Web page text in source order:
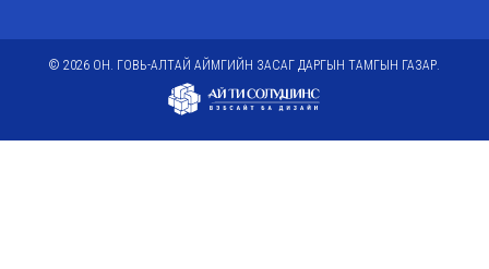
© 2026 ОН. ГОВЬ-АЛТАЙ АЙМГИЙН ЗАСАГ ДАРГЫН ТАМГЫН ГАЗАР.